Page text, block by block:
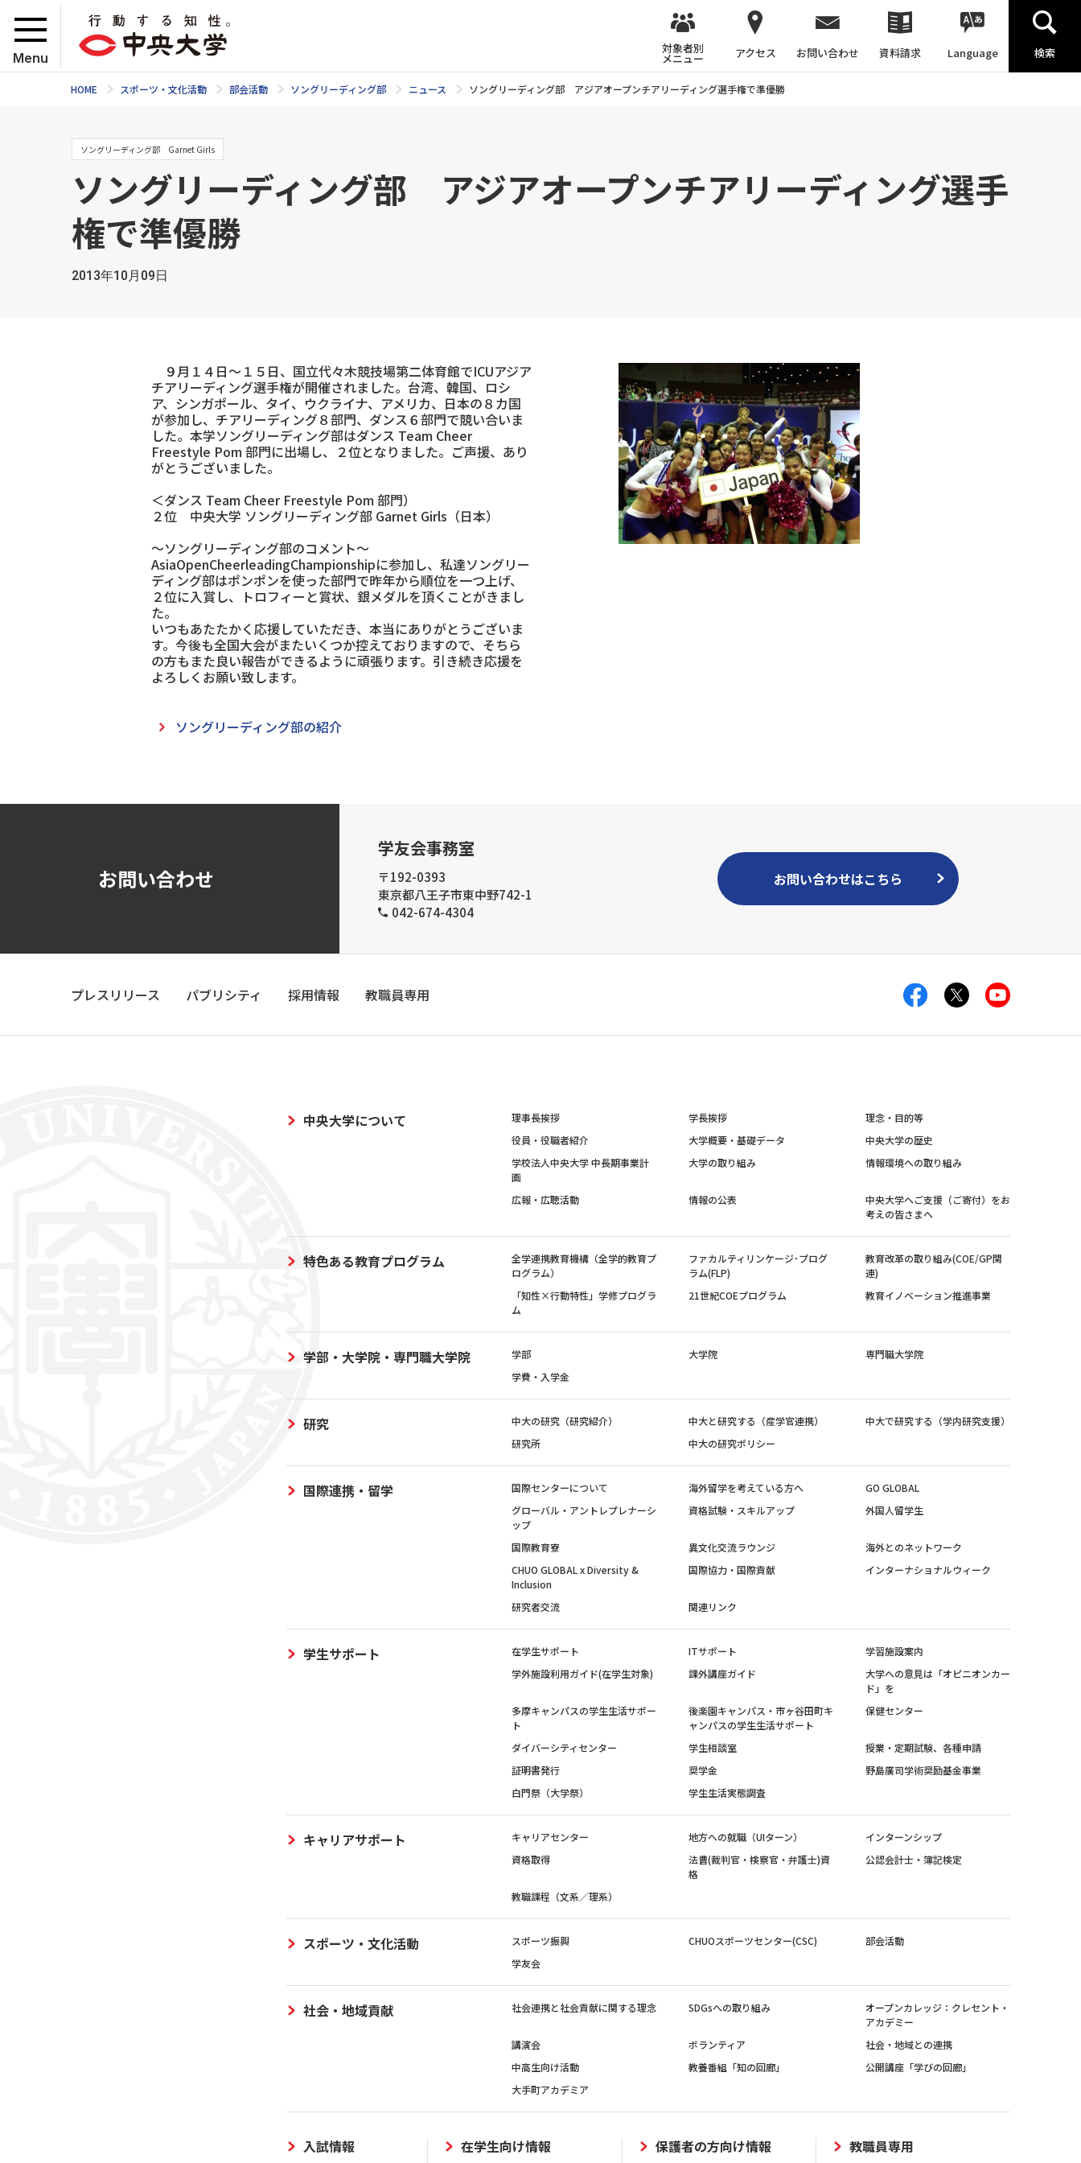
Menu
対象者別
メニュー アクセス お問い合わせ 資料請求 Language 検索
HOME スポーツ・文化活動 部会活動 ソングリーディング部 ニュース ソングリーディング部 アジアオープンチアリーディング選手権で準優勝
ソングリーディング部 Garnet Girls
ソングリーディング部 アジアオープンチアリーディング選手
権で準優勝
2013年10月09日
９月１４日～１５日、国立代々木競技場第二体育館でICUアジア
チアリーディング選手権が開催されました。台湾、韓国、ロシ
ア、シンガポール、タイ、ウクライナ、アメリカ、日本の８カ国
が参加し、チアリーディング８部門、ダンス６部門で競い合いま
した。本学ソングリーディング部はダンス Team Cheer
Freestyle Pom 部門に出場し、２位となりました。ご声援、あり
がとうございました。
＜ダンス Team Cheer Freestyle Pom 部門）
２位 中央大学 ソングリーディング部 Garnet Girls（日本）
～ソングリーディング部のコメント～
AsiaOpenCheerleadingChampionshipに参加し、私達ソングリー
ディング部はポンポンを使った部門で昨年から順位を一つ上げ、
２位に入賞し、トロフィーと賞状、銀メダルを頂くことがきまし
た。
いつもあたたかく応援していただき、本当にありがとうございま
す。今後も全国大会がまたいくつか控えておりますので、そちら
の方もまた良い報告ができるように頑張ります。引き続き応援を
よろしくお願い致します。
ソングリーディング部の紹介
お問い合わせ
学友会事務室
〒192-0393
東京都八王子市東中野742-1
042-674-4304
お問い合わせはこちら
プレスリリース パブリシティ 採用情報 教職員専用
中央大学について 理事長挨拶 学長挨拶
理念・目的等
役員・役職者紹介
大学概要・基礎データ
中央大学の歴史
学校法人中央大学 中長期事業計
画
大学の取り組み 情報環境への取り組み
広報・広聴活動 情報の公表
中央大学へご支援（ご寄付）をお
考えの皆さまへ
特色ある教育プログラム
全学連携教育機構（全学的教育プ
ログラム）
ファカルティリンケージ･プログ
ラム(FLP)
教育改革の取り組み(COE/GP関
連)
「知性×行動特性」学修プログラ
ム
21世紀COEプログラム 教育イノベーション推進事業
学部・大学院・専門職大学院 学部 大学院
専門職大学院
学費・入学金
研究 中大の研究（研究紹介） 中大と研究する（産学官連携）
中大で研究する（学内研究支援）
研究所
中大の研究ポリシー
国際連携・留学 国際センターについて 海外留学を考えている方へ
GO GLOBAL
グローバル・アントレプレナーシ
ップ
資格試験・スキルアップ 外国人留学生
国際教育寮 異文化交流ラウンジ
海外とのネットワーク
CHUO GLOBAL x Diversity &
Inclusion
国際協力・国際貢献 インターナショナルウィーク
研究者交流 関連リンク
学生サポート 在学生サポート ITサポート
学習施設案内
学外施設利用ガイド(在学生対象)
課外講座ガイド
大学への意見は「オピニオンカー
ド」を
多摩キャンパスの学生生活サポー
ト
後楽園キャンパス・市ヶ谷田町キ
ャンパスの学生生活サポート
保健センター
ダイバーシティセンター 学生相談室
授業・定期試験、各種申請
証明書発行
奨学金
野島廣司学術奨励基金事業
白門祭（大学祭）
学生生活実態調査
キャリアサポート キャリアセンター 地方への就職（UIターン）
インターンシップ
資格取得
法曹(裁判官・検察官・弁護士)資
格
公認会計士・簿記検定
教職課程（文系／理系）
スポーツ・文化活動 スポーツ振興 CHUOスポーツセンター(CSC)
部会活動
学友会
社会・地域貢献 社会連携と社会貢献に関する理念 SDGsへの取り組み
オープンカレッジ：クレセント・
アカデミー
講演会
ボランティア
社会・地域との連携
中高生向け活動
教養番組「知の回廊」
公開講座「学びの回廊」
大手町アカデミア
入試情報 在学生向け情報 保護者の方向け情報 教職員専用